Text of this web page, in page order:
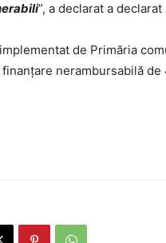
”, a declarat a
de Primăria
nerambursabilă de